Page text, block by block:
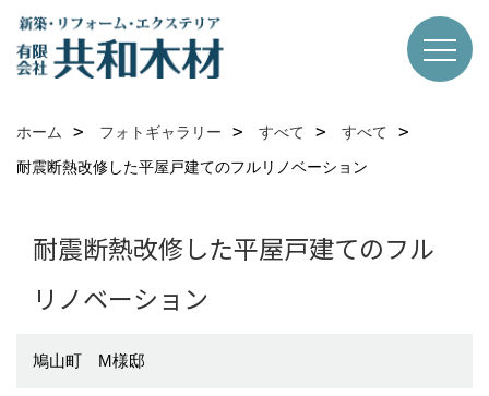
ホーム フォトギャラリー すべて
すべて
耐震断熱改修した平屋戸建てのフルリノベーション
耐震断熱改修した平屋戸建てのフル
リノベーション
鳩山町 M様邸